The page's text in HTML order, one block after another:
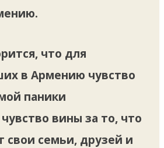
что для
в Армению чувство
паники
вины за то, что
свои семьи, друзей и